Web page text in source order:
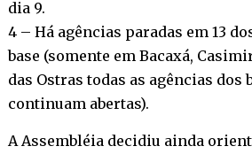
dia 9.
4 – Há agências paradas em 13
base (somente em Bacaxá,
das Ostras todas as agências dos
continuam abertas).
A Assembléia decidiu ainda